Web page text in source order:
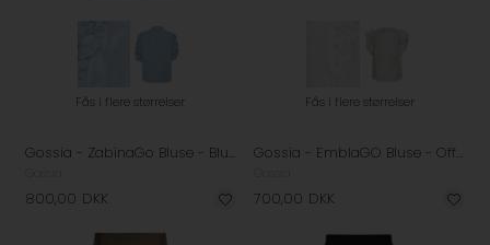
Fås i flere størrelser
Gossia - ZabinaGo Bluse - Blue Stripes
800,00 DKK
Fås i flere størrelser
Gossia - EmblaGO Bluse - Off White
700,00 DKK